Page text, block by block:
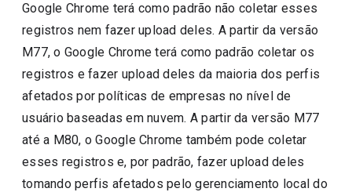
Google Chrome terá como padrão não coletar esses
registros nem fazer upload deles. A partir da versão
M77, o Google Chrome terá como padrão coletar os
registros e fazer upload deles da maioria dos perfis
afetados por políticas de empresas no nível de
usuário baseadas em nuvem. A partir da versão M77
até a M80, o Google Chrome também pode coletar
esses registros e, por padrão, fazer upload deles
tomando perfis afetados pelo gerenciamento local do